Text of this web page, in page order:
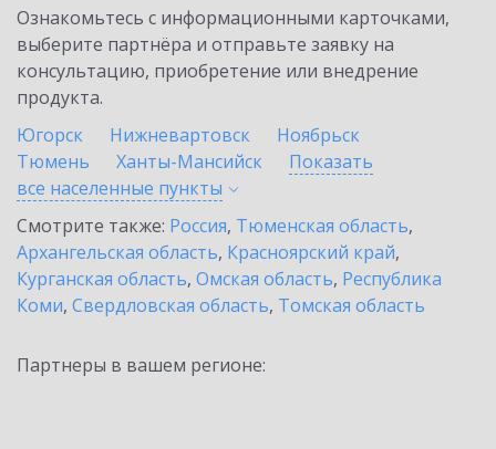
Ознакомьтесь с информационными карточками,
выберите партнёра и отправьте заявку на
консультацию, приобретение или внедрение
продукта.
Югорск
Нижневартовск
Ноябрьск
Тюмень
Ханты-Мансийск
Показать
все населенные пункты
Смотрите также: Россия, Тюменская область,
Архангельская область, Красноярский край,
Курганская область, Омская область, Республика
Коми, Свердловская область, Томская область
Партнеры в вашем регионе: